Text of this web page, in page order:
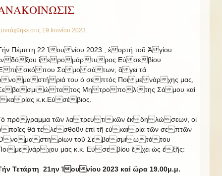
στις 19 Ιουνίου 2023.
Πέμπτη 22 Ἰουνίου 2023 , ἑορτή τοῦ Ἁγίου
δόξου ἱερομάρτυρος Εὐσεβίου
πισκόπου Σαμοσάτων, ἄγει τά
νομαστήριά του ὁ σεπτός Ποιμενάρχης μας,
βασμιώτατος Μητροπολίτης Σάμου καί
καρίας κ.κ.Εὐσέβιος.
πρόγραμμα τῶν λατρευτικῶν ἐκδηλώσεων, οἱ
ποῖες θά τελεσθοῦν ἐπί τῆ εὐκαιρία τῶν σεπτῶν
νομαστηρίων τοῦ Σεβασμιωτάτου
μενάρχου μας κ.κ. Εὐσεβίου ἔχει ὡς ἑξῆς:
Τετάρτη 21ην Ἰουνίου 2023 καί ὥρα 19.00μ.μ.